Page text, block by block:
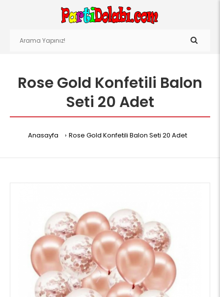
Rose Gold Konfetili Balon
Seti 20 Adet
Anasayfa Rose Gold Konfetili Balon Seti 20 Adet